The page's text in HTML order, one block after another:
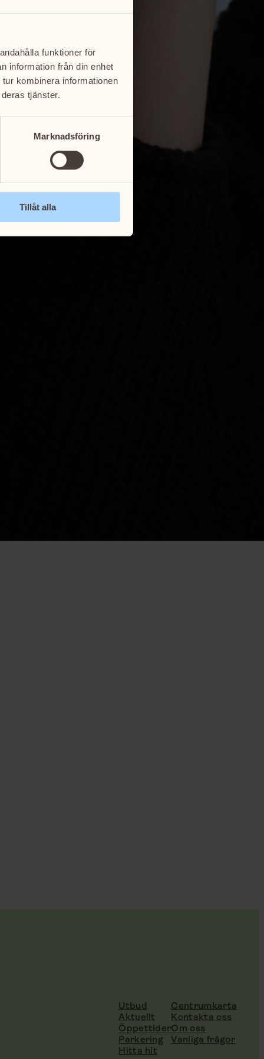
funktioner för
information från din enhet
kombinera informationen
tjänster.
Marknadsföring
Tillåt alla
Utbud
Aktuellt
Öppettider
Parkering
Hitta hit
Centrumkarta
Kontakta oss
Om oss
Vanliga frågor